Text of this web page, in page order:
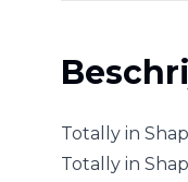
Totally in
Totally in